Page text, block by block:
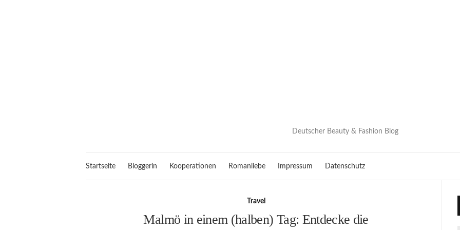
Deutscher Beauty & Fashion Blog
Startseite Bloggerin Kooperationen Romanliebe Impressum Datenschutz
Travel
Malmö in einem (halben) Tag: Entdecke die